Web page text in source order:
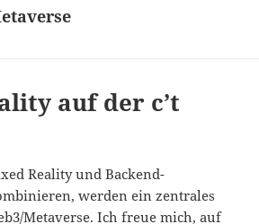
auf der c’t
Reality und Backend-
werden ein zentrales
Metaverse. Ich freue mich, auf